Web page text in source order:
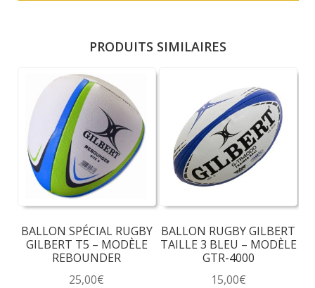
PRODUITS SIMILAIRES
BALLON SPÉCIAL RUGBY
GILBERT T5 – MODÈLE
REBOUNDER
25,00€
BALLON RUGBY GILBERT
TAILLE 3 BLEU – MODÈLE
GTR-4000
15,00€